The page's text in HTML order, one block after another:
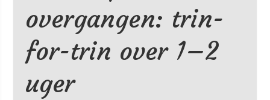
overgangen: trin-
for-trin over 1–2
uger